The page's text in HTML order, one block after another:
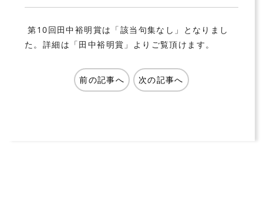
第10回田中裕明賞は「該当句集なし」となりまし
た。詳細は「田中裕明賞」よりご覧頂けます。
前の記事へ 次の記事へ